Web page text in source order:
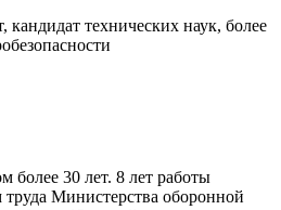
технических наук, более
более 30 лет. 8 лет работы
Министерства оборонной